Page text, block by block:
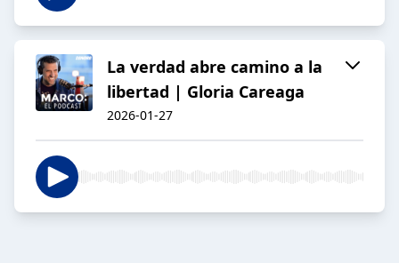
La verdad abre camino a la
libertad | Gloria Careaga
2026-01-27